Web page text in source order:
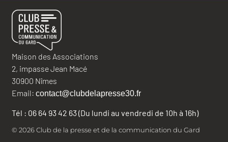
Maison des Associations
2, impasse Jean Macé
30900 Nîmes
Email: contact@clubdelapresse30.fr
Tél : 06 64 93 42 63 (Du lundi au vendredi de 10h à 16h)
© 2026 Club de la presse et de la communication du Gard